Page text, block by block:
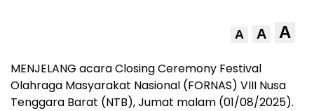
A A A
MENJELANG acara Closing Ceremony Festival
Olahraga Masyarakat Nasional (FORNAS) VIII Nusa
Tenggara Barat (NTB), Jumat malam (01/08/2025).